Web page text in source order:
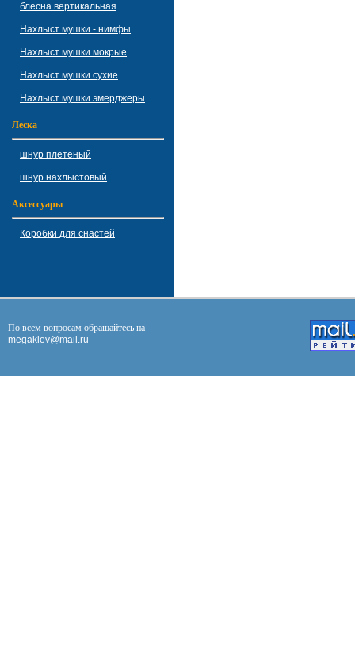
блесна вертикальная
Нахлыст мушки - нимфы
Нахлыст мушки мокрые
Нахлыст мушки сухие
Нахлыст мушки эмерджеры
Леска
шнур плетеный
шнур нахлыстовый
Аксессуары
Коробки для снастей
По всем вопросам обращайтесь на
megaklev@mail.ru